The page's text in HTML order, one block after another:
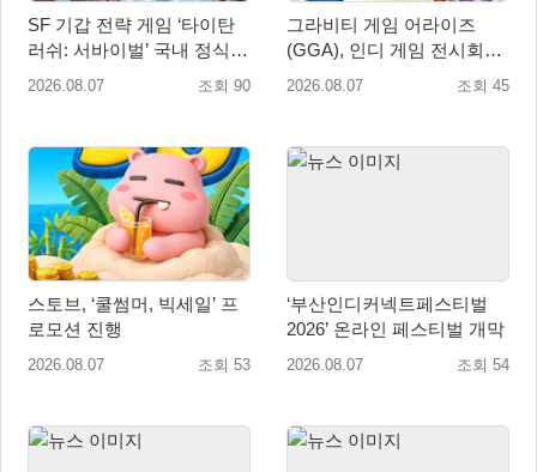
SF 기갑 전략 게임 ‘타이탄
러쉬: 서바이벌’ 국내 정식
출시
2026.08.07 조회 90
그라비티 게임 어라이즈
(GGA), 인디 게임 전시회
‘도쿄 게임 던전 13’ 참가!
2026.08.07 조회 45
스토브, ‘쿨썸머, 빅세일’ 프
로모션 진행
2026.08.07 조회 53
‘부산인디커넥트페스티벌
2026’ 온라인 페스티벌 개막
2026.08.07 조회 54